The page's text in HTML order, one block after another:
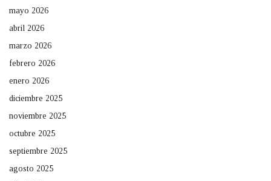
mayo 2026
abril 2026
marzo 2026
febrero 2026
enero 2026
diciembre 2025
noviembre 2025
octubre 2025
septiembre 2025
agosto 2025